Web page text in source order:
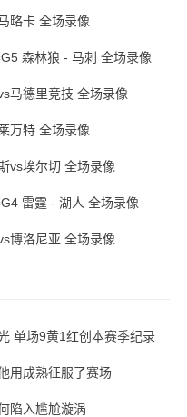
略卡 全场录像
森林狼 - 马刺 全场录像
马德里竞技 全场录像
万特 全场录像
vs埃尔切 全场录像
雷霆 - 湖人 全场录像
博洛尼亚 全场录像
单场9黄1红创本赛季纪录
用成熟征服了赛场
陷入尴尬漩涡